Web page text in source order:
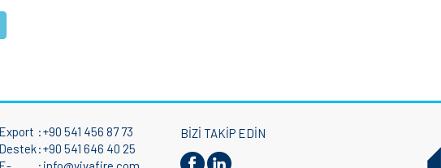
Export :+90 541 456 87 73
Destek:+90 541 646 40 25
BİZİ TAKİP EDİN